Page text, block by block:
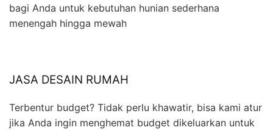
bagi Anda untuk kebutuhan hunian sederhana
menengah hingga mewah
JASA DESAIN RUMAH
Terbentur budget? Tidak perlu khawatir, bisa kami atur
jika Anda ingin menghemat budget dikeluarkan untuk